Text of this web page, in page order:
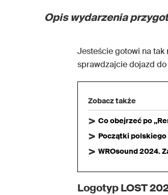
Opis wydarzenia
Jesteście gotowi na tak
sprawdzajcie dojazd do
Zobacz także
Co obejrzeć po
Początki
WROsound 2024.
Logotyp LOST